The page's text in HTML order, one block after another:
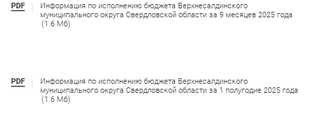
PDF
Информация по исполнению бюджета Верхнесалдинского
муниципального округа Свердловской области за 9 месяцев 2025 года
(1.6 Мб)
PDF
Информация по исполнению бюджета Верхнесалдинского
муниципального округа Свердловской области за 1 полугодие 2025 года
(1.6 Мб)